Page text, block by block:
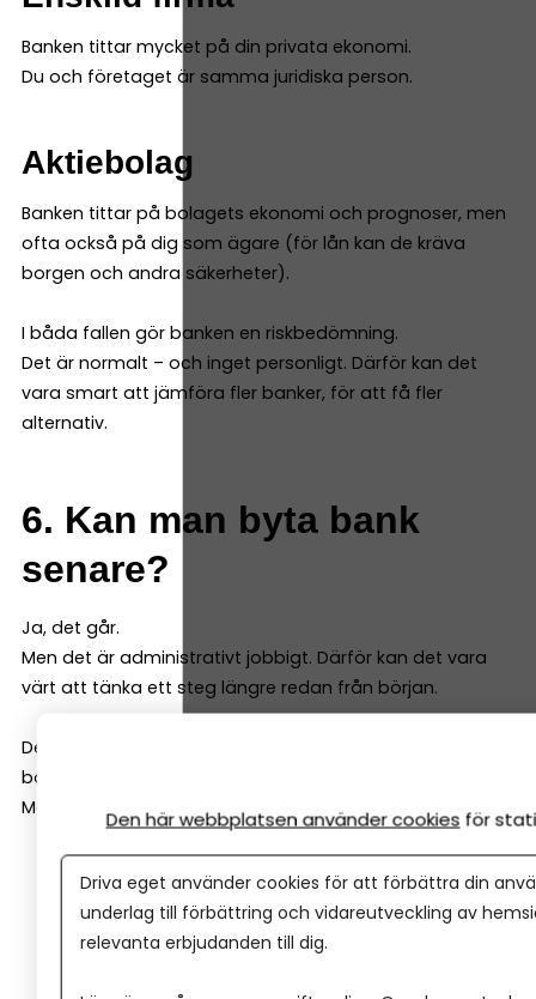
Banken tittar mycket på din privata ekonomi.
Du och företaget är samma juridiska person.
Aktiebolag
Banken tittar på bolagets ekonomi och prognoser, men
ofta också på dig som ägare (för lån kan de kräva
borgen och andra säkerheter).
I båda fallen gör banken en riskbedömning.
Det är normalt – och inget personligt. Därför kan det
vara smart att jämföra fler banker, för att få fler
alternativ.
6. Kan man byta bank
senare?
Ja, det går.
Men det är administrativt jobbigt. Därför kan det vara
värt att tänka ett steg längre redan från början.
Det betyder inte att du måste välja “den perfekta
banken”.
Men välj en bank som:
Har fungerande digitala tjänster och ett stort
utbud som matchar dina behov
Är van vid företag
Ger dig bra service och gärna personlig kontakt
Den här webbplatsen använder cookies för
Driva eget använder cookies för att förbättra din
underlag till förbättring och vidareutveckling av
relevanta erbjudanden till dig.